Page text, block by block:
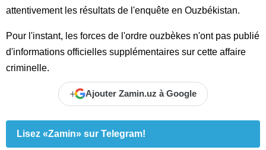
attentivement les résultats de l'enquête en Ouzbékistan.
Pour l'instant, les forces de l'ordre ouzbèkes n'ont pas publié
d'informations officielles supplémentaires sur cette affaire
criminelle.
+ Ajouter Zamin.uz à Google
Lisez «Zamin» sur Telegram!